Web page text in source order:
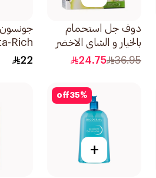
دوف جل استحمام
بالخيار و الشاي الاخضر
لجميع أنواع البشرة مع
36.95
24.75
دلال 250مل
22
35%
off
+